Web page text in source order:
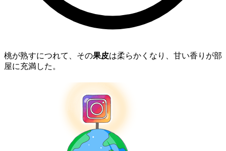
桃が熟すにつれて、その果皮は柔らかくなり、甘い香りが部
屋に充満した。